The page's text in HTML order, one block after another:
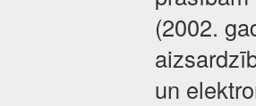
(2002.
un